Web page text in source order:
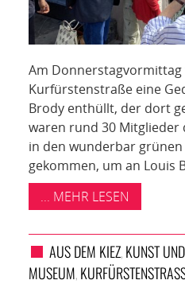
Am
Kurfürstenstraße eine
Brody enthüllt, der dort
waren rund 30 Mitglieder
in den wunderbar
gekommen, um an Louis
... MEHR LESEN
AUS DEM KIEZ, KUNST
MUSEUM,